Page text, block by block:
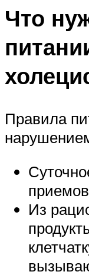
Что
Правила
Из